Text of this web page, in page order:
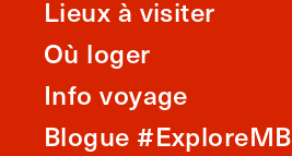
Lieux à visiter
Où loger
Info voyage
Blogue #ExploreMB